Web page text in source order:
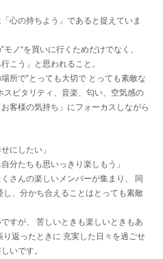
心の持ちよう」であると捉えていま
ノ“を買いに行くためだけでなく、
こう」と思われること。
所で‟とっても大切で とっても素敵な
スピタリティ、音楽、匂い、空気感の
客様の気持ち」にフォーカスしながら
にしたい」
分たちも思いっきり楽しもう」
さんの楽しいメンバーが集まり、 同
し、分かち合えることはとっても素敵
すが、 苦しいときも楽しいときもあ
り返ったときに 充実した日々を過ごせ
いです。